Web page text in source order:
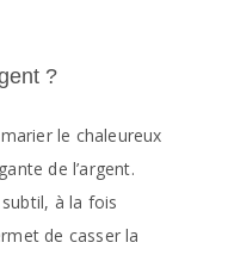
?
le chaleureux
de l’argent.
à la fois
de casser la